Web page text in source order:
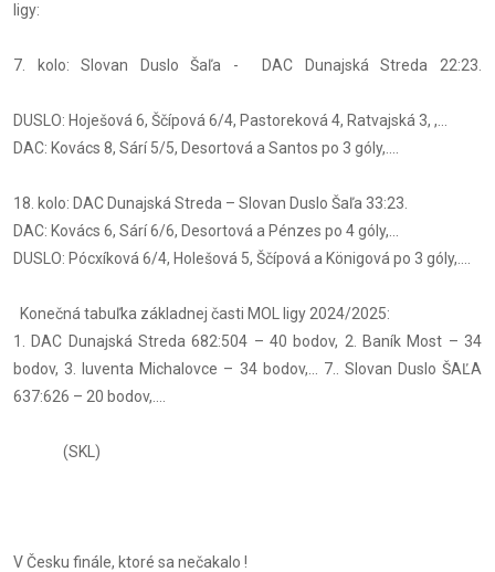
ligy:
7. kolo: Slovan Duslo Šaľa - DAC Dunajská Streda 22:23.
DUSLO: Hoješová 6, Ščípová 6/4, Pastoreková 4, Ratvajská 3, ,...
DAC: Kovács 8, Sárí 5/5, Desortová a Santos po 3 góly,....
18. kolo: DAC Dunajská Streda – Slovan Duslo Šaľa 33:23.
DAC: Kovács 6, Sárí 6/6, Desortová a Pénzes po 4 góly,...
DUSLO: Pócxíková 6/4, Holešová 5, Ščípová a Königová po 3 góly,....
Konečná tabuľka základnej časti MOL ligy 2024/2025:
1. DAC Dunajská Streda 682:504 – 40 bodov, 2. Baník Most – 34
bodov, 3. Iuventa Michalovce – 34 bodov,... 7.. Slovan Duslo ŠAĽA
637:626 – 20 bodov,....
(SKL)
V Česku finále, ktoré sa nečakalo !